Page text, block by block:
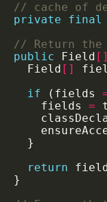
// cache of
private
final
// Return
public Field []
    Field
[]
if (fields
      fields
=
return